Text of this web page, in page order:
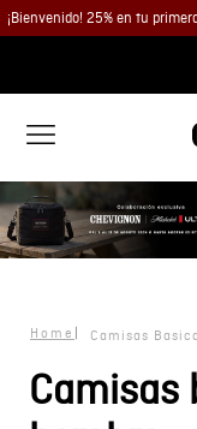
¡Bienvenido! 25% en tu
Camisas
Camisas